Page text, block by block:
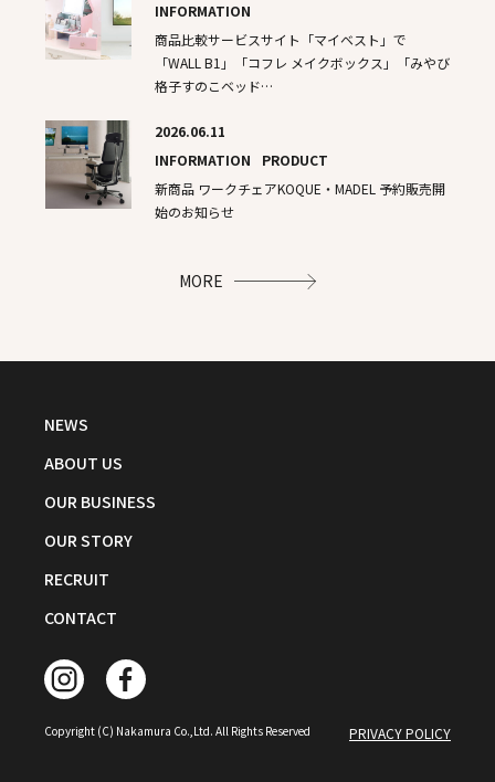
INFORMATION
商品比較サービスサイト「マイベスト」で
「WALL B1」「コフレ メイクボックス」「みやび
格子すのこベッド…
2026.06.11
INFORMATION
PRODUCT
新商品​ ワークチェアKOQUE・MADEL 予約販売開
始のお知らせ
MORE
NEWS
ABOUT US
OUR BUSINESS
OUR STORY
RECRUIT
CONTACT
PRIVACY POLICY
Copyright (C) Nakamura Co.,Ltd. All Rights Reserved